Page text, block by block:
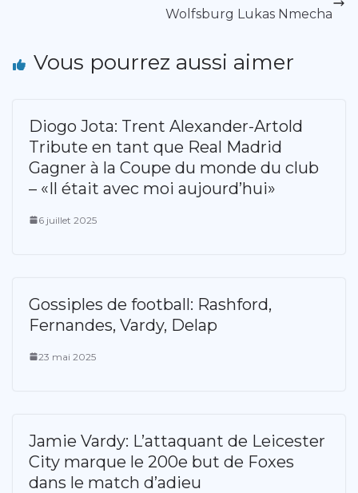
Wolfsburg Lukas Nmecha
Vous pourrez aussi aimer
Diogo Jota: Trent Alexander-Artold
Tribute en tant que Real Madrid
Gagner à la Coupe du monde du club
– «Il était avec moi aujourd’hui»
6 juillet 2025
Gossiples de football: Rashford,
Fernandes, Vardy, Delap
23 mai 2025
Jamie Vardy: L’attaquant de Leicester
City marque le 200e but de Foxes
dans le match d’adieu